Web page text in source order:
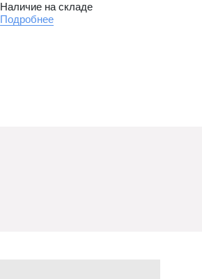
Наличие на складе
Подробнее